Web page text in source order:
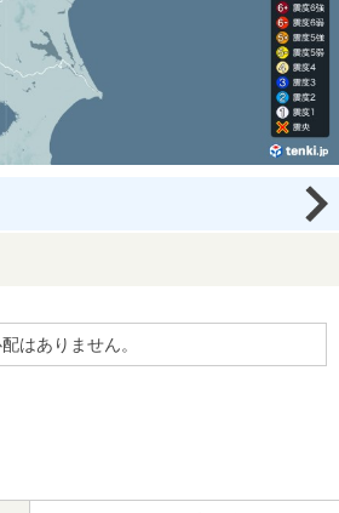
はありません。